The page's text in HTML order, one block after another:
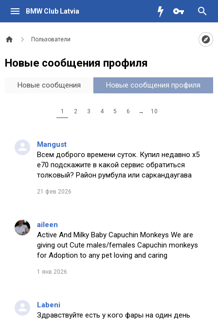
BMW Club Latvia
Пользователи
Новые сообщения профиля
Новые сообщения Новые сообщения профиля
1 2 3 4 5 6 → 10
Mangust
Всем доброго времени суток. Купил недавно х5
е70 подскажите в какой сервис обратиться
толковый? Район румбула или саркандаугава
21 фев 2026
aileen
Active And Milky Baby Capuchin Monkeys We are
giving out Cute males/females Capuchin monkeys
for Adoption to any pet loving and caring
1 янв 2026
Labeni
Здравствуйте есть у кого фары на один день